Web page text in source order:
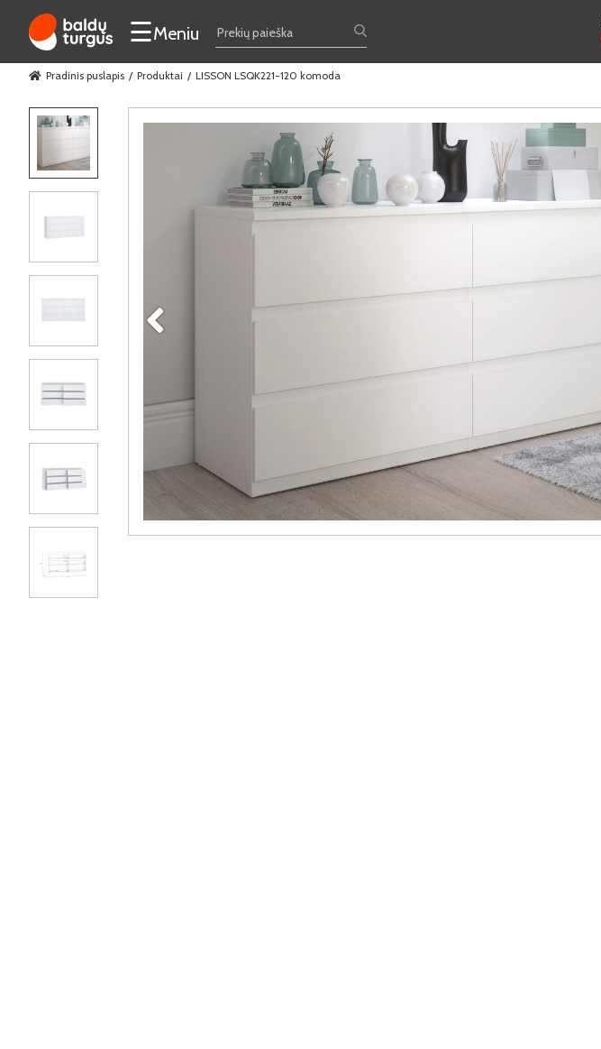
☰Meniu
Pradinis puslapis Produktai LISSON LSQK221-120 komoda